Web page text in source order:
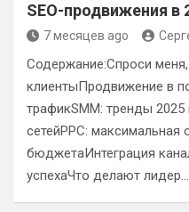
SEO-продвижения в
7 месяцев ago
Содержание:Спроси
клиентыПродвижение в
трафикSMM: тренды
сетейPPC: максимальная
бюджетаИнтеграция
успехаЧто делают лидер…